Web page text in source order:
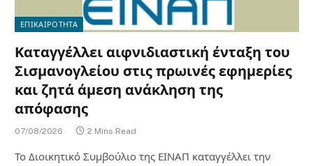
ΕΠΙΚΑΙΡΟΤΗΤΑ
Καταγγέλλει αιφνιδιαστική ένταξη του
Σισμανογλείου στις πρωινές εφημερίες
και ζητά άμεση ανάκληση της
απόφασης
07/08/2026 2 Mins Read
Το Διοικητικό Συμβούλιο της ΕΙΝΑΠ καταγγέλλει την